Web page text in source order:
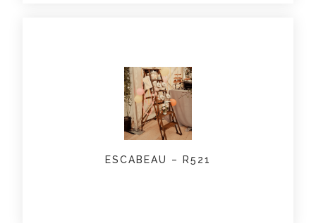
ESCABEAU – R521